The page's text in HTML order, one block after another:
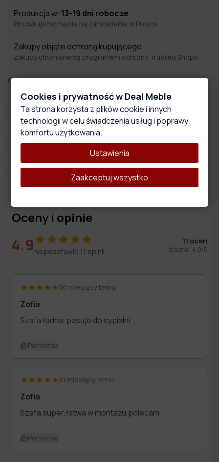
Produkcja w: 13-19 dni robocze
Produkujemy meble na zamówienie w Polsce
Zakupy objęte ochroną kupującego
Zakupy chronione są programem ochrony Trusted Shops
Udostępnij:
Płyty meblowe
Wymiary produktu
Opis produktu
Oceny i opinie
4.9na podstawie 11 opinii
11 ocen
Średnia: 4.9/5
10 miesięcy temu
Zofia
Szafa ładna, pasuje do sypialni
Pomocne
11 miesięcy temu
Zofia
Szafa super,łatwa w montażu,polecam
Pomocne
Cookies i prywatność w Deal Meble
Ta strona korzysta z plików cookie i innych
technologii w celu świadczenia usług i poprawy
komfortu użytkowania.
Ustawienia
Zaakceptuj wszystko